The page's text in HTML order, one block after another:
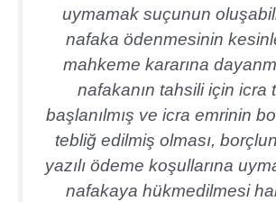
uymamak suçunun
nafaka ödenmesinin
mahkeme kararına
nafakanın tahsili için icra
başlanılmış ve icra emrinin
tebliğ edilmiş olması,
yazılı ödeme koşullarına
nafakaya hükmedilmesi